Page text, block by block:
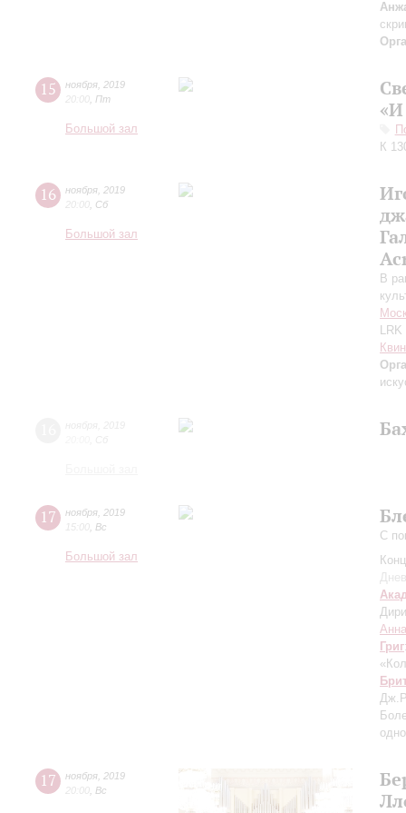
15 ноября 2019
20:00 Пт
Большой зал
К
16 ноября 2019
20:00 Сб
Большой зал
В
LRK
17 ноября 2019
15:00 Вс
Большой зал
С
Григ
17 ноября 2019
20:00 Вс